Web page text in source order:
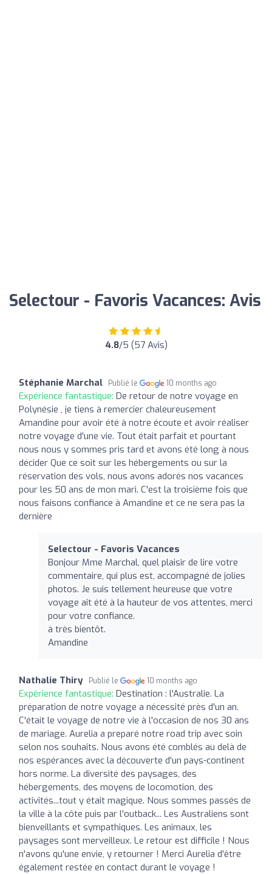
Selectour - Favoris Vacances: Avis
4.8/5 (57 Avis)
Stéphanie Marchal Publié le 10 months ago
Expérience fantastique: De retour de notre voyage en
Polynésie , je tiens à remercier chaleureusement
Amandine pour avoir été à notre écoute et avoir réaliser
notre voyage d'une vie. Tout était parfait et pourtant
nous nous y sommes pris tard et avons été long à nous
décider Que ce soit sur les hébergements ou sur la
réservation des vols, nous avons adorés nos vacances
pour les 50 ans de mon mari. C'est la troisième fois que
nous faisons confiance à Amandine et ce ne sera pas la
dernière
Selectour - Favoris Vacances
Bonjour Mme Marchal, quel plaisir de lire votre
commentaire, qui plus est, accompagné de jolies
photos. Je suis tellement heureuse que votre
voyage ait été à la hauteur de vos attentes, merci
pour votre confiance.
à très bientôt.
Amandine
Nathalie Thiry Publié le 10 months ago
Expérience fantastique: Destination : l'Australie. La
préparation de notre voyage a nécessité près d'un an.
C'était le voyage de notre vie à l'occasion de nos 30 ans
de mariage. Aurelia a preparé notre road trip avec soin
selon nos souhaits. Nous avons été comblés au delà de
nos espérances avec la découverte d'un pays-continent
hors norme. La diversité des paysages, des
hébergements, des moyens de locomotion, des
activités...tout y était magique. Nous sommes passés de
la ville à la côte puis par l'outback... Les Australiens sont
bienveillants et sympathiques. Les animaux, les
paysages sont merveilleux. Le retour est difficile ! Nous
n'avons qu'une envie, y retourner ! Merci Aurelia d'être
également restée en contact durant le voyage !